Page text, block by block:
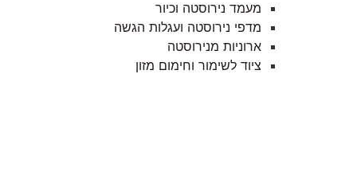
מעמד נירוסטה וכיור
מדפי נירוסטה ועגלות הגשה
ארוניות מנירוסטה
ציוד לשימור וחימום מזון